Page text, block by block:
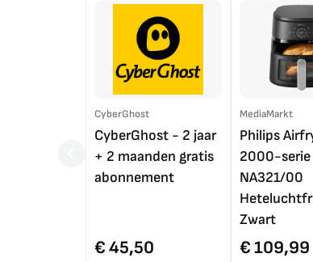
CyberGhost
CyberGhost - 2 jaar
+ 2 maanden gratis
abonnement
€ 45,50
MediaMarkt
Philips
2000-serie
NA321/00
Zwart
€ 109,99